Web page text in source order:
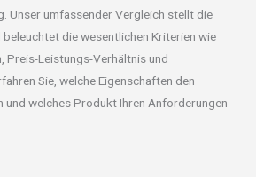
Unser umfassender Vergleich stellt die
die wesentlichen Kriterien wie
Preis-Leistungs-Verhältnis und
Sie, welche Eigenschaften den
und welches Produkt Ihren Anforderungen